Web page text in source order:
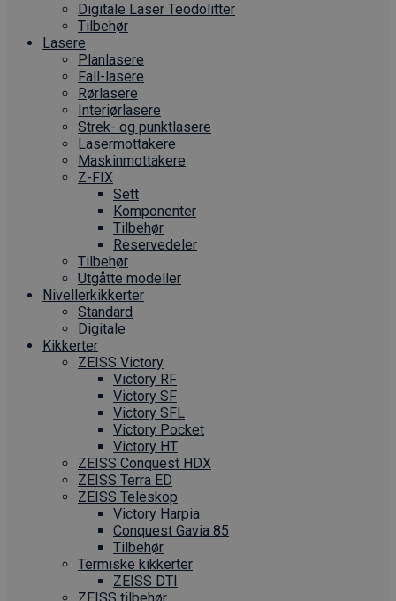
Digitale Laser Teodolitter
Tilbehør
Lasere
Planlasere
Fall-lasere
Rørlasere
Interiør­lasere
Strek- og punktlasere
Laser­mottakere
Maskin­mottakere
Z-FIX
Sett
Komponenter
Tilbehør
Reservedeler
Tilbehør
Utgåtte modeller
Nivellerkikkerter
Standard
Digitale
Kikkerter
ZEISS Victory
Victory RF
Victory SF
Victory SFL
Victory Pocket
Victory HT
ZEISS Conquest HDX
ZEISS Terra ED
ZEISS Teleskop
Victory Harpia
Conquest Gavia 85
Tilbehør
Termiske kikkerter
ZEISS DTI